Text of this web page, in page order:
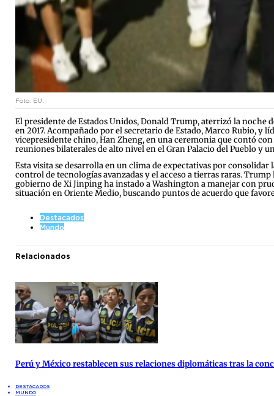
Foto: EU.
El presidente de Estados Unidos, Donald Trump, aterrizó la noche
en 2017. Acompañado por el secretario de Estado, Marco Rubio,
vicepresidente chino, Han Zheng, en una ceremonia que contó
reuniones bilaterales de alto nivel en el Gran Palacio del Pueblo y
Esta visita se desarrolla en un clima de expectativas por
control de tecnologías avanzadas y el acceso a tierras raras.
gobierno de Xi Jinping ha instado a Washington a manejar con
situación en Oriente Medio, buscando puntos de acuerdo que
Destacados
Mundo
Relacionados
Perú y México restablecen sus relaciones diplomáticas tras la
DESTACADOS
MUNDO